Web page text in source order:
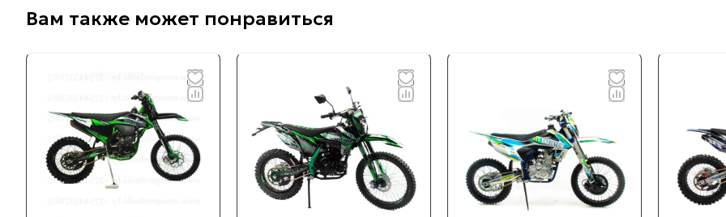
Вам также может понравиться